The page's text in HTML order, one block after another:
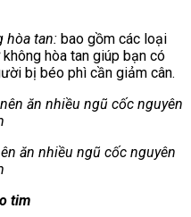
hòa tan: bao gồm các loại
hòa tan giúp bạn có
bị béo phì cần giảm cân.
ăn nhiều ngũ cốc nguyên
tim